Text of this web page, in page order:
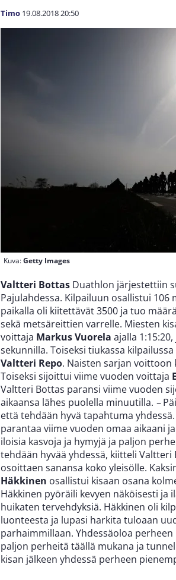
Timo 19.08.201820:50
Kuva:Getty Images
Valtteri Bottas Duathlon järjestettiin
Pajulahdessa. Kilpailuun osallistui 106
paikalla oli kiitettävät 3500 ja tuo
sekä metsäreittien varrelle. Miesten
voittaja Markus Vuorela ajalla
sekunnilla. Toiseksi tiukassa
Valtteri Repo. Naisten sarjan voittoon
Toiseksi sijoittui viime vuoden voittaja
Valtteri Bottas paransi viime vuoden
aikaansa lähes puolella minuutilla. –
että tehdään hyvä tapahtuma
parantaa viime vuoden omaa aikaani
iloisia kasvoja ja hymyjä ja paljon
tehdään hyvää yhdessä, kiitteli
osoittaen sanansa koko yleisölle.
Häkkinen osallistui kisaan osana
Häkkinen pyöräili kevyen näköisesti
huikaten tervehdyksiä. Häkkinen oli
luonteesta ja lupasi harkita tuloaan
parhaimmillaan. Yhdessäoloa
paljon perheitä täällä mukana ja
kisan jälkeen yhdessä perheen